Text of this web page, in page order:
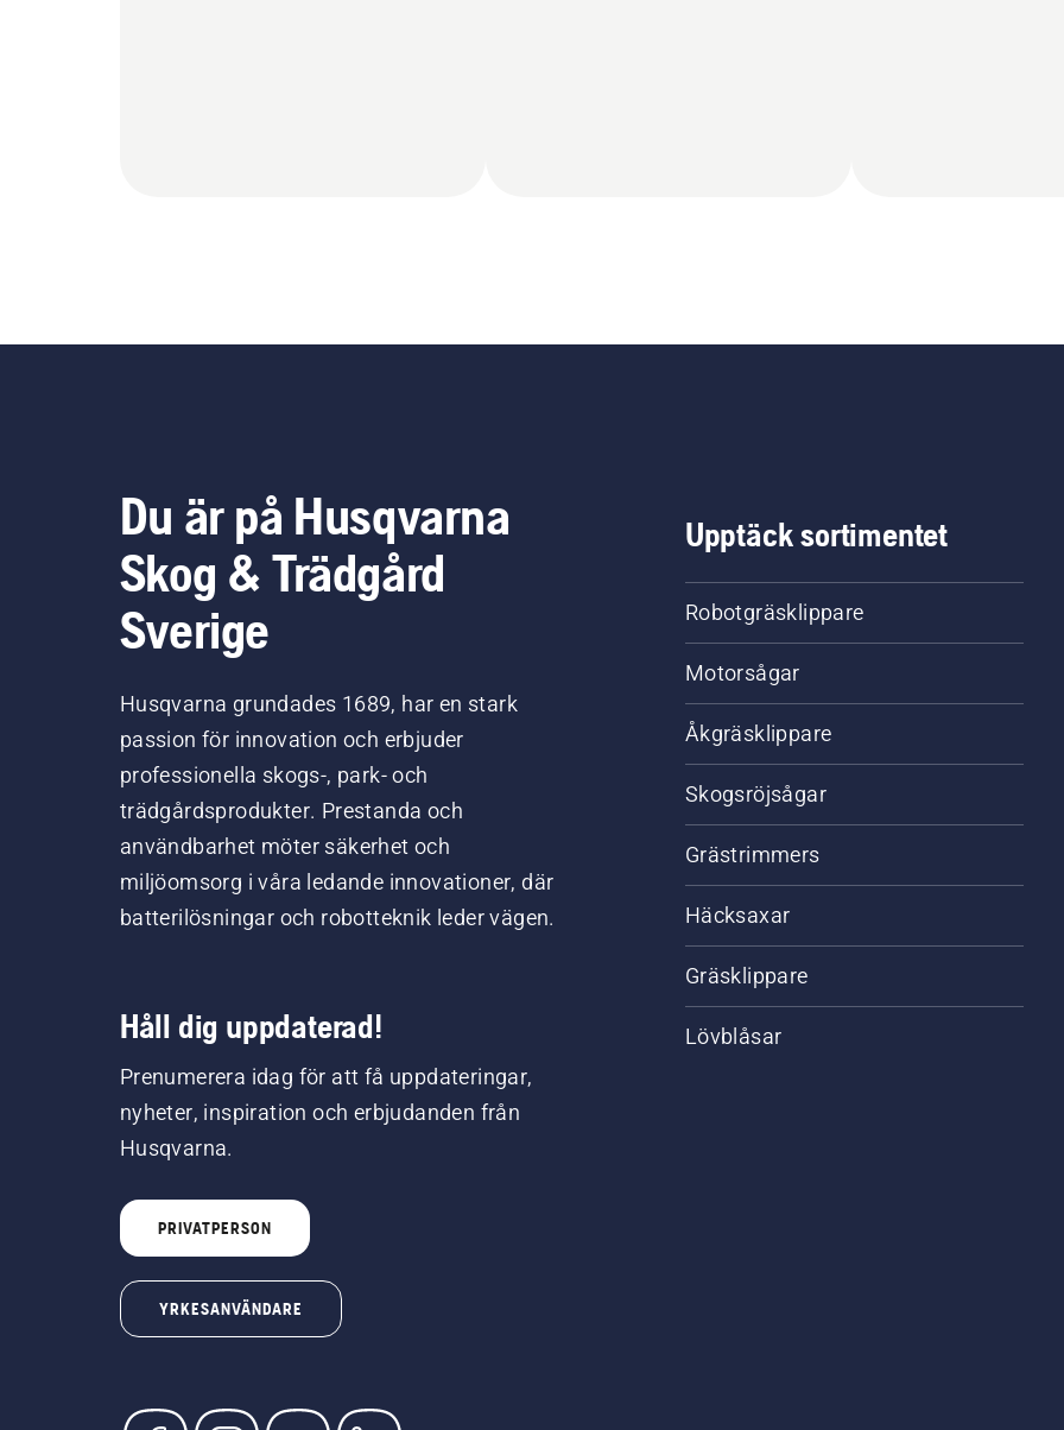
Du är på Husqvarna
Skog & Trädgård
Sverige
Husqvarna grundades 1689, har en stark
passion för innovation och erbjuder
professionella skogs-, park- och
trädgårdsprodukter. Prestanda och
användbarhet möter säkerhet och
miljöomsorg i våra ledande innovationer, där
batterilösningar och robotteknik leder vägen.
Håll dig uppdaterad!
Prenumerera idag för att få uppdateringar,
nyheter, inspiration och erbjudanden från
Husqvarna.
PRIVATPERSON
YRKESANVÄNDARE
Upptäck sortimentet
Robotgräsklippare
Motorsågar
Åkgräsklippare
Skogsröjsågar
Grästrimmers
Häcksaxar
Gräsklippare
Lövblåsar